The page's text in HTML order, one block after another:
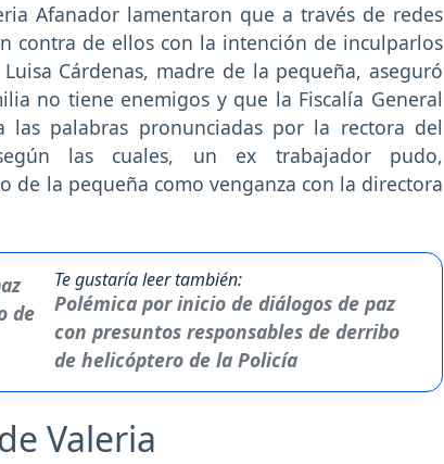
Afanador lamentaron que a través de redes
contra de ellos con la intención de inculparlos
Cárdenas, madre de la pequeña, aseguró
no tiene enemigos y que la Fiscalía General
palabras pronunciadas por la rectora del
las cuales, un ex trabajador pudo,
de la pequeña como venganza con la directora
Te gustaría leer también:
Polémica por inicio de diálogos de paz
con presuntos responsables de derribo
de helicóptero de la Policía
Valeria